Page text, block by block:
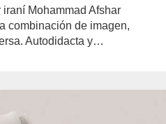
Mohammad Afshar
combinación de imagen,
Autodidacta y…